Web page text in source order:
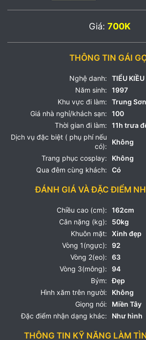
Giá: 700K
THÔNG TIN GÁI
Nghệ danh:
TIỂU KIỀU
Năm sinh:
1997
Khu vực đi làm:
Trung
Giá nhà nghỉ/khách sạn:
100
Thời gian đi làm:
11h trưa
Dịch vụ đặc biệt ( phụ phí nếu
có):
Không
Trang phục cosplay:
Không
Qua đêm cùng khách:
Có
ĐÁNH GIÁ VÀ ĐẶC ĐIỂM
Chiều cao (cm):
162cm
Cân nặng (kg):
50kg
Khuôn mặt:
Xinh đẹp
Vòng 1(ngực):
92
Vòng 2(eo):
63
Vòng 3(mông):
94
Bým:
Đẹp
Hình xăm trên người:
Không
Giọng nói:
Miền Tây
Đặc điểm nhận dạng khác:
Như hình
THÔNG TIN KỸ NĂNG LÀM